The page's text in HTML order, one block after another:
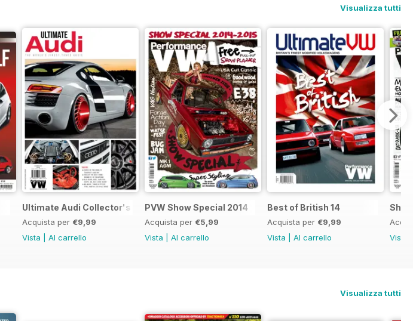
Visualizza tutti
Ultimate Audi Collector's Ed.
Acquista per €9,99
Vista
Al carrello
PVW Show Special 2014
Acquista per €5,99
Vista
Al carrello
Best of British 14
Acquista per €9,99
Vista
Al carrello
Vista
Visualizza tutti